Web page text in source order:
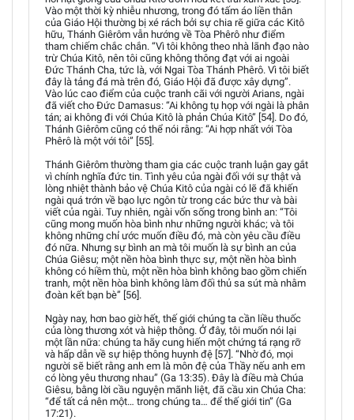
Vào một thời kỳ nhiễu nhương, trong đó tấm áo liền thân
của Giáo Hội thường bị xé rách bởi sự chia rẽ giữa các Kitô
hữu, Thánh Giêrôm vẫn hướng về Tòa Phêrô như điểm
tham chiếm chắc chắn. “Vì tôi không theo nhà lãnh đạo nào
trừ Chúa Kitô, nên tôi cũng không thông đạt với ai ngoài
Đức Thánh Cha, tức là, với Ngai Tòa Thánh Phêrô. Vì tôi biết
đây là tảng đá mà trên đó, Giáo Hội đã được xây dựng”.
Vào lúc cao điểm của cuộc tranh cãi với người Arians, ngài
đã viết cho Đức Damasus: “Ai không tụ họp với ngài là phân
tán; ai không đi với Chúa Kitô là phản Chúa Kitô” [54]. Do đó,
Thánh Giêrôm cũng có thể nói rằng: “Ai hợp nhất với Tòa
Phêrô là một với tôi” [55].
Thánh Giêrôm thường tham gia các cuộc tranh luận gay gắt
vì chính nghĩa đức tin. Tình yêu của ngài đối với sự thật và
lòng nhiệt thành bảo vệ Chúa Kitô của ngài có lẽ đã khiến
ngài quá trớn về bạo lực ngôn từ trong các bức thư và bài
viết của ngài. Tuy nhiên, ngài vốn sống trong bình an: “Tôi
cũng mong muốn hòa bình như những người khác; và tôi
không những chỉ ước muốn điều đó, mà còn yêu cầu điều
đó nữa. Nhưng sự bình an mà tôi muốn là sự bình an của
Chúa Giêsu; một nền hòa bình thực sự, một nền hòa bình
không có hiềm thù, một nền hòa bình không bao gồm chiến
tranh, một nền hòa bình không làm đối thủ sa sút mà nhằm
đoàn kết bạn bè” [56].
Ngày nay, hơn bao giờ hết, thế giới chúng ta cần liều thuốc
của lòng thương xót và hiệp thông. Ở đây, tôi muốn nói lại
một lần nữa: chúng ta hãy cung hiến một chứng tá rạng rỡ
và hấp dẫn về sự hiệp thông huynh đệ [57]. “Nhờ đó, mọi
người sẽ biết rằng anh em là môn đệ của Thầy nếu anh em
có lòng yêu thương nhau” (Ga 13:35). Đây là điều mà Chúa
Giêsu, bằng lời cầu nguyện mãnh liệt, đã cầu xin Chúa Cha:
“để tất cả nên một… trong chúng ta… để thế giới tin” (Ga
17:21).